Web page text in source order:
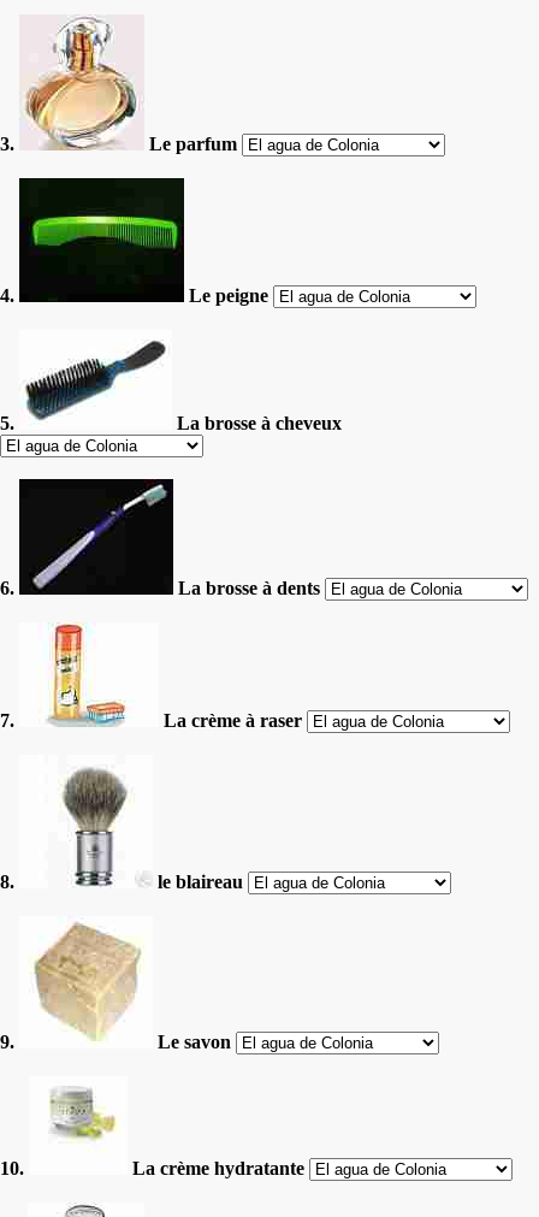
3. Le parfum
4. Le peigne
5. La brosse à cheveux
6. La brosse à dents
7. La crème à raser
8. le blaireau
9. Le savon
10. La crème hydratante